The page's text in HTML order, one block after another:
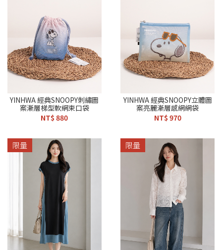
YINHWA 經典SNOOPY刺繡圖
案漸層梯型軟網束口袋
NT$ 880
YINHWA 經典SNOOPY立體圖
案亮麗漸層感網網袋
NT$ 970
限量 限量